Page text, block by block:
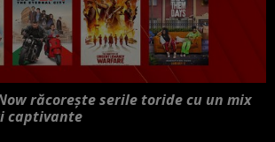
răcorește serile toride cu un mix
captivante